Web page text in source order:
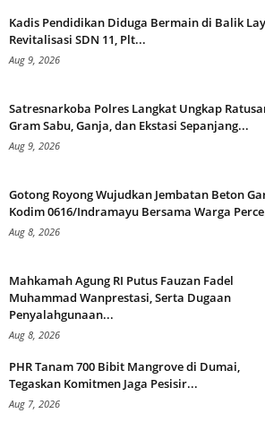
Kadis Pendidikan Diduga Bermain di Balik
Revitalisasi SDN 11, Plt...
Aug 9, 2026
Satresnarkoba Polres Langkat Ungkap
Gram Sabu, Ganja, dan Ekstasi Sepanjang...
Aug 9, 2026
Gotong Royong Wujudkan Jembatan Beton
Kodim 0616/Indramayu Bersama Warga
Aug 8, 2026
Mahkamah Agung RI Putus Fauzan Fadel
Muhammad Wanprestasi, Serta Dugaan
Penyalahgunaan...
Aug 8, 2026
PHR Tanam 700 Bibit Mangrove di Dumai,
Tegaskan Komitmen Jaga Pesisir...
Aug 7, 2026